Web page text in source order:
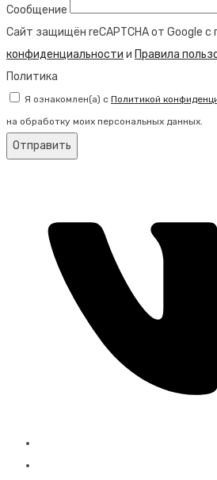
Сообщение
Сайт защищён reCAPTCHA от Google с
конфиденциальности и Правила
Политика
Я ознакомлен(а) с Политикой
на обработку моих персональных данных.
Отправить